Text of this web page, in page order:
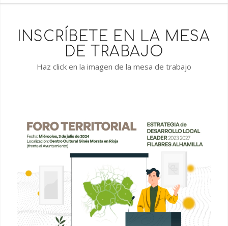
INSCRÍBETE EN LA MESA
DE TRABAJO
Haz click en la imagen de la mesa de trabajo